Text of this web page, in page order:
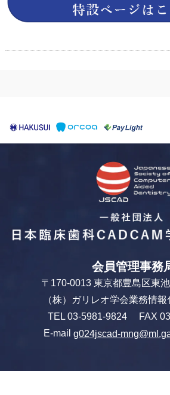
会員管理事務
〒170-0013 東京都豊島区東
（株）ガリレオ学会業務情
TEL 03-5981-9824 FAX
E-mail g024jscad-